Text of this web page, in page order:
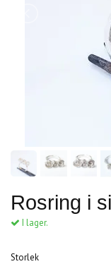
Rosring i
I lager.
Storlek